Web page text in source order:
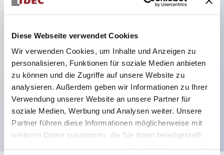
Diese Webseite verwendet Cookies
Wir verwenden Cookies, um Inhalte und Anzeigen zu
personalisieren, Funktionen für soziale Medien anbieten
zu können und die Zugriffe auf unsere Website zu
analysieren. Außerdem geben wir Informationen zu Ihrer
Verwendung unserer Website an unsere Partner für
soziale Medien, Werbung und Analysen weiter. Unsere
Partner führen diese Informationen möglicherweise mit
weiteren Daten zusammen, die Sie ihnen bereitgestellt
Kontakt-Konfiguration (Gewährleistung der
Paneltiefe 39,9 mm (※ 11-stufiger Kontaktblock),
59,9 mm (※ 22-stufiger Kontaktblock).
Platzsparendes Design möglich.
Sicherheitsstruktur der 3. Generation: 2-Aktions-
Freisetzung, integrierter Schutz, IP20-
Fingerschutzstruktur